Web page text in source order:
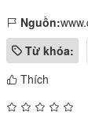
Nguồn:
Từ khóa:
Thích